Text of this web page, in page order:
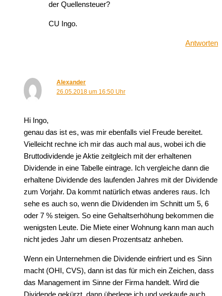
der Quellensteuer?
CU Ingo.
Antworten
Alexander
26.05.2018 um 16:50 Uhr
Hi Ingo,
genau das ist es, was mir ebenfalls viel Freude bereitet.
Vielleicht rechne ich mir das auch mal aus, wobei ich die
Bruttodividende je Aktie zeitgleich mit der erhaltenen
Dividende in eine Tabelle eintrage. Ich vergleiche dann die
erhaltene Dividende des laufenden Jahres mit der Dividende
zum Vorjahr. Da kommt natürlich etwas anderes raus. Ich
sehe es auch so, wenn die Dividenden im Schnitt um 5, 6
oder 7 % steigen. So eine Gehaltserhöhung bekommen die
wenigsten Leute. Die Miete einer Wohnung kann man auch
nicht jedes Jahr um diesen Prozentsatz anheben.
Wenn ein Unternehmen die Dividende einfriert und es Sinn
macht (OHI, CVS), dann ist das für mich ein Zeichen, dass
das Management im Sinne der Firma handelt. Wird die
Dividende gekürzt, dann überlege ich und verkaufe auch